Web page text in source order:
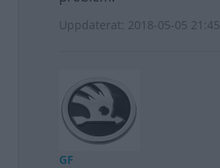
Uppdaterat: 2018-05-05 21:45
GF